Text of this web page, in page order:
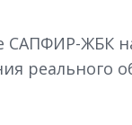
САПФИР-ЖБК
реального